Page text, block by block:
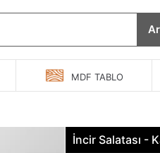
MDF TABLO
İncir Salatası -